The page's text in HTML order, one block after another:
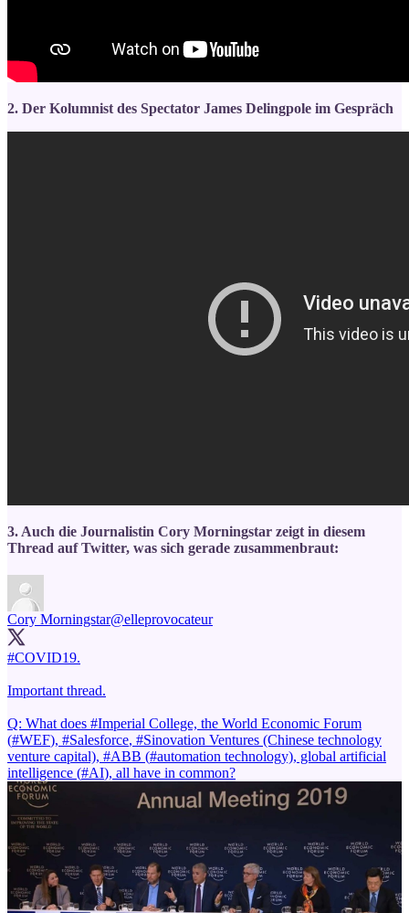
2. Der Kolumnist des Spectator James Delingpole im Gespräch
3. Auch die Journalistin Cory Morningstar zeigt in diesem
Thread auf Twitter, was sich gerade zusammenbraut:
Cory Morningstar@elleprovocateur
#COVID19.
Important thread.
Q: What does #Imperial College, the World Economic Forum
(#WEF), #Salesforce, #Sinovation Ventures (Chinese technology
venture capital), #ABB (#automation technology), global artificial
intelligence (#AI), all have in common?